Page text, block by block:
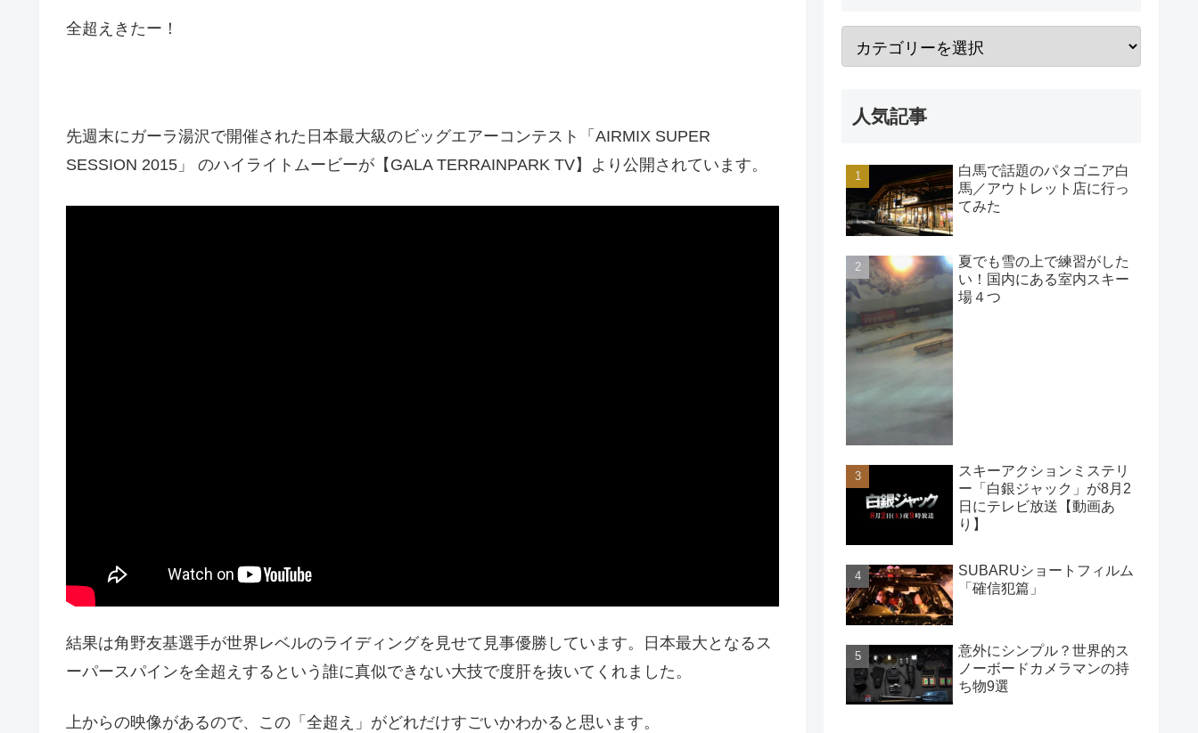
全超えきたー！
先週末にガーラ湯沢で開催された日本最大級のビッグエアーコンテスト「AIRMIX SUPER
SESSION 2015」 のハイライトムービーが【GALA TERRAINPARK TV】より公開されています。
結果は角野友基選手が世界レベルのライディングを見せて見事優勝しています。日本最大となるス
ーパースパインを全超えするという誰に真似できない大技で度肝を抜いてくれました。
上からの映像があるので、この「全超え」がどれだけすごいかわかると思います。
人気記事
白馬で話題のパタゴニア白
馬／アウトレット店に行っ
てみた
夏でも雪の上で練習がした
い！国内にある室内スキー
場４つ
スキーアクションミステリ
ー「白銀ジャック」が8月2
日にテレビ放送【動画あ
り】
SUBARUショートフィルム
「確信犯篇」
意外にシンプル？世界的ス
ノーボードカメラマンの持
ち物9選